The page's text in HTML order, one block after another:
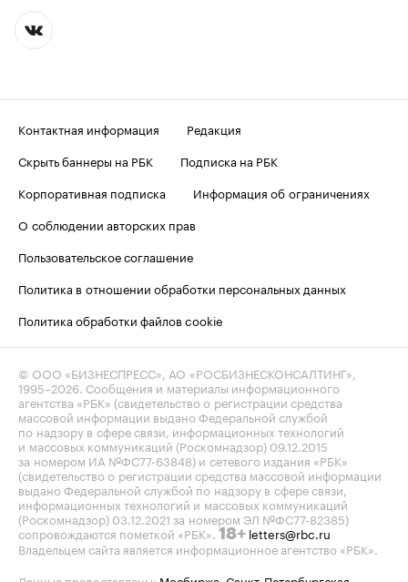
Контактная информация
Редакция
Скрыть баннеры на РБК
Подписка на РБК
Корпоративная подписка
Информация об ограничениях
О соблюдении авторских прав
Пользовательское соглашение
Политика в отношении обработки персональных данных
Политика обработки файлов cookie
© ООО «БИЗНЕСПРЕСС», АО «РОСБИЗНЕСКОНСАЛТИНГ»,
1995–2026. Сообщения и материалы информационного
агентства «РБК» (свидетельство о регистрации средства
массовой информации выдано Федеральной службой
по надзору в сфере связи, информационных технологий
и массовых коммуникаций (Роскомнадзор) 09.12.2015
за номером ИА №ФС77-63848) и сетевого издания «РБК»
(свидетельство о регистрации средства массовой информации
выдано Федеральной службой по надзору в сфере связи,
информационных технологий и массовых коммуникаций
(Роскомнадзор) 03.12.2021 за номером ЭЛ №ФС77-82385)
сопровождаются пометкой «РБК». 18+ letters@rbc.ru
Владельцем сайта является информационное агентство «РБК».